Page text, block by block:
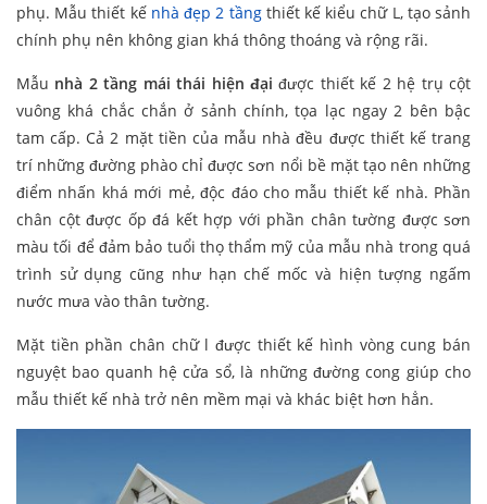
phụ. Mẫu thiết kế nhà đẹp 2 tầngthiết kế kiểu chữ L, tạo sảnh
chính phụ nên không gian khá thông thoáng và rộng rãi.
Mẫu nhà 2 tầng mái thái hiện đại được thiết kế 2 hệ trụ cột
vuông khá chắc chắn ở sảnh chính, tọa lạc ngay 2 bên bậc
tam cấp. Cả 2 mặt tiền của mẫu nhà đều được thiết kế trang
trí những đường phào chỉ được sơn nổi bề mặt tạo nên những
điểm nhấn khá mới mẻ, độc đáo cho mẫu thiết kế nhà. Phần
chân cột được ốp đá kết hợp với phần chân tường được sơn
màu tối để đảm bảo tuổi thọ thẩm mỹ của mẫu nhà trong quá
trình sử dụng cũng như hạn chế mốc và hiện tượng ngấm
nước mưa vào thân tường.
Mặt tiền phần chân chữ l được thiết kế hình vòng cung bán
nguyệt bao quanh hệ cửa sổ, là những đường cong giúp cho
mẫu thiết kế nhà trở nên mềm mại và khác biệt hơn hẳn.